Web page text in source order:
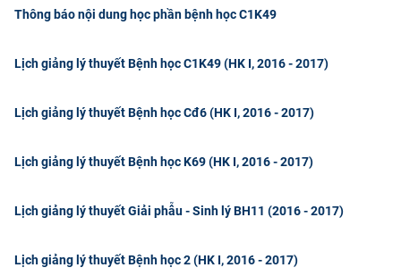
Thông báo nội dung học phần bệnh học C1K49
Lịch giảng lý thuyết Bệnh học C1K49 (HK I, 2016 - 2017)
Lịch giảng lý thuyết Bệnh học Cđ6 (HK I, 2016 - 2017)
Lịch giảng lý thuyết Bệnh học K69 (HK I, 2016 - 2017)
Lịch giảng lý thuyết Giải phẫu - Sinh lý BH11 (2016 - 2017)
Lịch giảng lý thuyết Bệnh học 2 (HK I, 2016 - 2017)